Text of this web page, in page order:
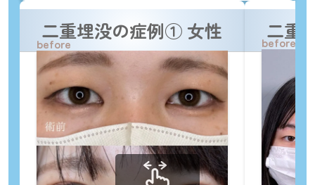
二重埋没の症例① 女性
before
二重
before